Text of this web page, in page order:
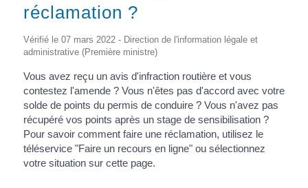
réclamation ?
Vérifié le 07 mars 2022 - Direction de l'information légale et
administrative (Première ministre)
Vous avez reçu un avis d'infraction routière et vous
contestez l'amende ? Vous n'êtes pas d'accord avec votre
solde de points du permis de conduire ? Vous n'avez pas
récupéré vos points après un stage de sensibilisation ?
Pour savoir comment faire une réclamation, utilisez le
téléservice "Faire un recours en ligne" ou sélectionnez
votre situation sur cette page.